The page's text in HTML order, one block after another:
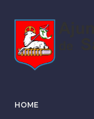
zum
Inhalt
HOME